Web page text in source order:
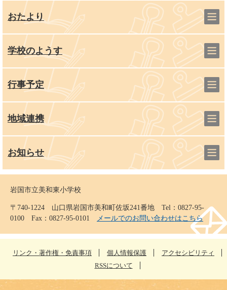
おたより
学校のようす
行事予定
地域連携
お知らせ
岩国市立美和東小学校
〒740-1224 山口県岩国市美和町佐坂241番地 Tel：0827-95-
0100 Fax：0827-95-0101
メールでのお問い合わせはこちら
リンク・著作権・免責事項 個人情報保護
アクセシビリティ
RSSについて